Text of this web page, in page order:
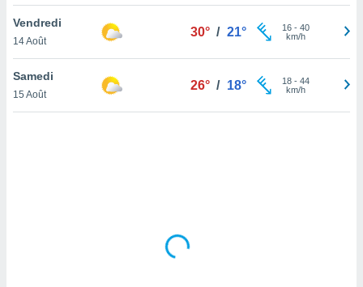
de
Vendredi
14 Août
30° / 21° 16- 40
km/h
Samedi
15 Août
26° / 18° 18- 44
km/h